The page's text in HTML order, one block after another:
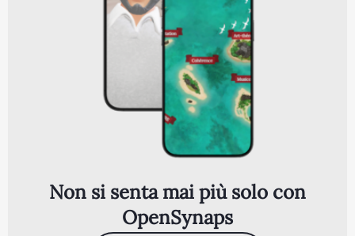
Non si senta mai più solo con
OpenSynaps